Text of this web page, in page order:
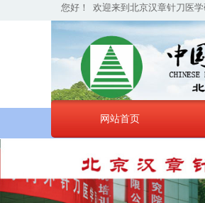
您好！ 欢迎来到北京汉章针刀医学研
网站首页